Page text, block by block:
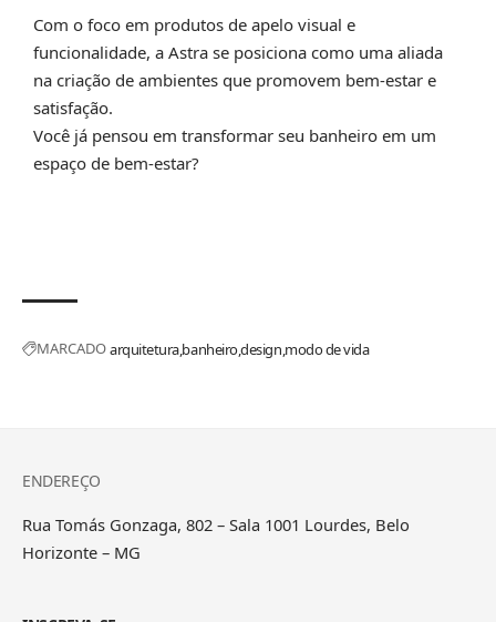
Com o foco em produtos de apelo visual e
funcionalidade, a Astra se posiciona como uma aliada
na criação de ambientes que promovem bem-estar e
satisfação.
Você já pensou em transformar seu banheiro em um
espaço de bem-estar?
MARCADOarquiteturabanheirodesignmodo de vida
ENDEREÇO
Rua Tomás Gonzaga, 802 – Sala 1001 Lourdes, Belo
Horizonte – MG